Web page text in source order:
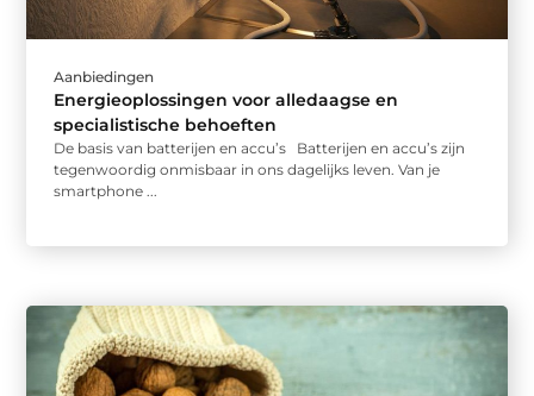
Aanbiedingen
Energieoplossingen voor alledaagse en
specialistische behoeften
De basis van batterijen en accu’s Batterijen en accu’s zijn
tegenwoordig onmisbaar in ons dagelijks leven. Van je
smartphone ...